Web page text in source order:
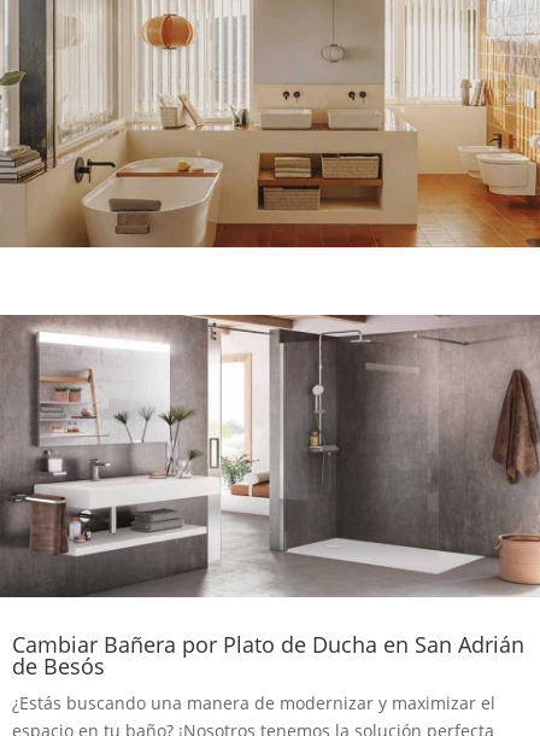
Cambiar Bañera por Plato de Ducha en San Adrián
de Besós
¿Estás buscando una manera de modernizar y maximizar el
espacio en tu baño? ¡Nosotros tenemos la solución perfecta